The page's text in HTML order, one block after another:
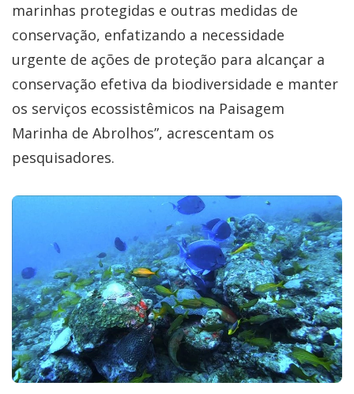
marinhas protegidas e outras medidas de
conservação, enfatizando a necessidade
urgente de ações de proteção para alcançar a
conservação efetiva da biodiversidade e manter
os serviços ecossistêmicos na Paisagem
Marinha de Abrolhos”, acrescentam os
pesquisadores.